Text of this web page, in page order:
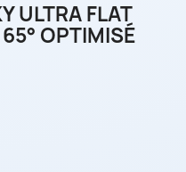
ULTRA FLAT
OPTIMISÉ